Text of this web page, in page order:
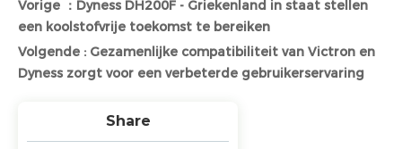
Vorige ：Dyness DH200F - Griekenland in staat stellen
een koolstofvrije toekomst te bereiken
Volgende : Gezamenlijke compatibiliteit van Victron en
Dyness zorgt voor een verbeterde gebruikerservaring
Share